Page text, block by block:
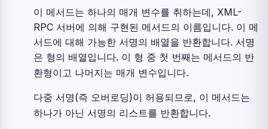
이 메서드는 하나의 매개 변수를 취하는데, XML-
RPC 서버에 의해 구현된 메서드의 이름입니다. 이 메
서드에 대해 가능한 서명의 배열을 반환합니다. 서명
은 형의 배열입니다. 이 형 중 첫 번째는 메서드의 반
환형이고 나머지는 매개 변수입니다.
다중 서명(즉 오버로딩)이 허용되므로, 이 메서드는
하나가 아닌 서명의 리스트를 반환합니다.